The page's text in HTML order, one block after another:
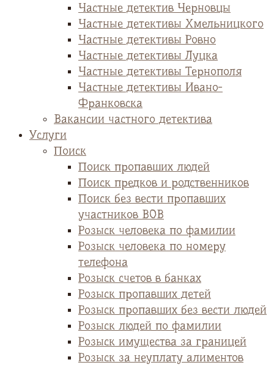
Частные детектив Черновцы
Частные детективы Хмельницкого
Частные детективы Ровно
Частные детективы Луцка
Частные детективы Тернополя
Частные детективы Ивано-
Франковска
Вакансии частного детектива
Услуги
Поиск
Поиск пропавших людей
Поиск предков и родственников
Поиск без вести пропавших
участников ВОВ
Розыск человека по фамилии
Розыск человека по номеру
телефона
Розыск счетов в банках
Розыск пропавших детей
Розыск пропавших без вести людей
Розыск людей по фамилии
Розыск имущества за границей
Розыск за неуплату алиментов